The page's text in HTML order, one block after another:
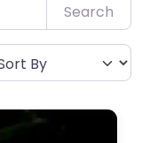
Search